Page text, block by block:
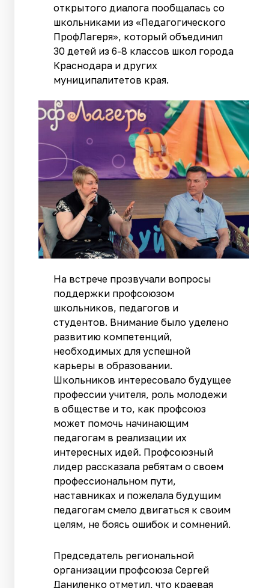
открытого диалога пообщалась со
школьниками из «Педагогического
ПрофЛагеря», который объединил
30 детей из 6-8 классов школ города
Краснодара и других
муниципалитетов края.
На встрече прозвучали вопросы
поддержки профсоюзом
школьников, педагогов и
студентов. Внимание было уделено
развитию компетенций,
необходимых для успешной
карьеры в образовании.
Школьников интересовало будущее
профессии учителя, роль молодежи
в обществе и то, как профсоюз
может помочь начинающим
педагогам в реализации их
интересных идей. Профсоюзный
лидер рассказала ребятам о своем
профессиональном пути,
наставниках и пожелала будущим
педагогам смело двигаться к своим
целям, не боясь ошибок и сомнений.
Председатель региональной
организации профсоюза Сергей
Даниленко отметил, что краевая